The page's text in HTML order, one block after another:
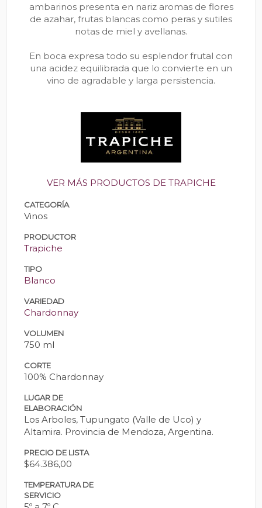
ambarinos presenta en nariz aromas de flores
de azahar, frutas blancas como peras y sutiles
notas de miel y avellanas.
En boca expresa todo su esplendor frutal con
una acidez equilibrada que lo convierte en un
vino de agradable y larga persistencia.
VER MÁS PRODUCTOS DE TRAPICHE
CATEGORÍA
Vinos
PRODUCTOR
Trapiche
TIPO
Blanco
VARIEDAD
Chardonnay
VOLUMEN
750 ml
CORTE
100% Chardonnay
LUGAR DE
ELABORACIÓN
Los Arboles, Tupungato (Valle de Uco) y
Altamira. Provincia de Mendoza, Argentina.
PRECIO DE LISTA
$64.386,00
TEMPERATURA DE
SERVICIO